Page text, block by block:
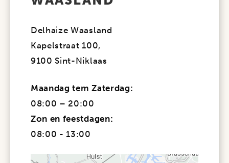
Delhaize Waasland
Kapelstraat 100,
9100 Sint-Niklaas
Maandag tem Zaterdag:
08:00 – 20:00
Zon en feestdagen:
08:00 - 13:00